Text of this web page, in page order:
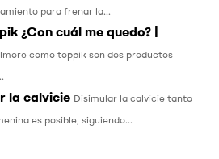
para frenar la...
¿Con cuál me quedo? |
como toppik son dos productos
la calvicie Disimular la calvicie tanto
es posible, siguiendo...